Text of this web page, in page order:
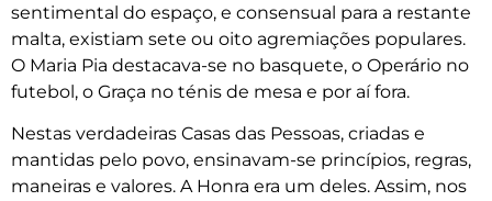
sentimental do espaço, e consensual para a restante
malta, existiam sete ou oito agremiações populares.
O Maria Pia destacava-se no basquete, o Operário no
futebol, o Graça no ténis de mesa e por aí fora.
Nestas verdadeiras Casas das Pessoas, criadas e
mantidas pelo povo, ensinavam-se princípios, regras,
maneiras e valores. A Honra era um deles. Assim, nos